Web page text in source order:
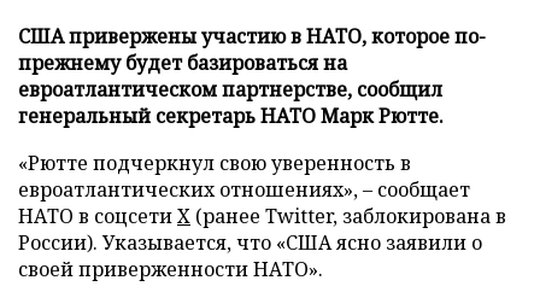
США привержены участию в НАТО, которое по-
прежнему будет базироваться на
евроатлантическом партнерстве, сообщил
генеральный секретарь НАТО Марк Рютте.
«Рютте подчеркнул свою уверенность в
евроатлантических отношениях», – сообщает
НАТО в соцсетиX (ранее Twitter, заблокирована в
России). Указывается, что «США ясно заявили о
своей приверженности НАТО».